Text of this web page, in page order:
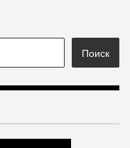
Поиск